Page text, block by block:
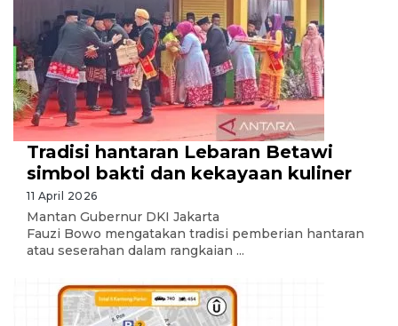
Tradisi hantaran Lebaran Betawi
simbol bakti dan kekayaan kuliner
11 April 2026
Mantan Gubernur DKI Jakarta
Fauzi Bowo mengatakan tradisi pemberian hantaran
atau seserahan dalam rangkaian ...